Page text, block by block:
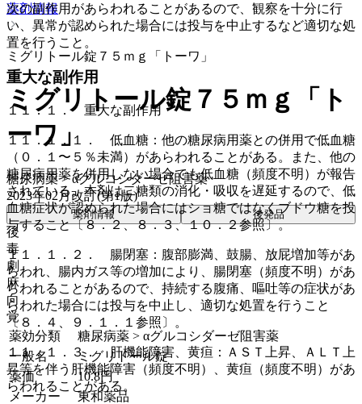
次の副作用があらわれることがあるので、観察を十分に行
い、異常が認められた場合には投与を中止するなど適切な処
置を行うこと。
重大な副作用
１１．１． 重大な副作用
１１．１．１． 低血糖：他の糖尿病用薬との併用で低血糖
（０．１〜５％未満）があらわれることがある。また、他の
糖尿病用薬を併用しない場合でも低血糖（頻度不明）が報告
されている。本剤は二糖類の消化・吸収を遅延するので、低
血糖症状が認められた場合にはショ糖ではなくブドウ糖を投
与すること〔８．２、８．３、１０．２参照〕。
１１．１．２． 腸閉塞：腹部膨満、鼓腸、放屁増加等があ
らわれ、腸内ガス等の増加により、腸閉塞（頻度不明）があ
らわれることがあるので、持続する腹痛、嘔吐等の症状があ
らわれた場合には投与を中止し、適切な処置を行うこと
〔８．４、９．１．１参照〕。
１１．１．３． 肝機能障害、黄疸：ＡＳＴ上昇、ＡＬＴ上
昇等を伴う肝機能障害（頻度不明）、黄疸（頻度不明）があ
らわれることがある。
薬剤情報
ミグリトール錠７５ｍｇ「トーワ」
ミグリトール錠７５ｍｇ「ト
ーワ」
糖尿病薬 > αグルコシダーゼ阻害薬
2023年02月改訂(第1版)
薬剤情報 後発品
後
毒
劇
麻
向
覚
薬効分類
糖尿病薬 > αグルコシダーゼ阻害薬
一般名
ミグリトール錠
薬価
10.8円
メーカー
東和薬品